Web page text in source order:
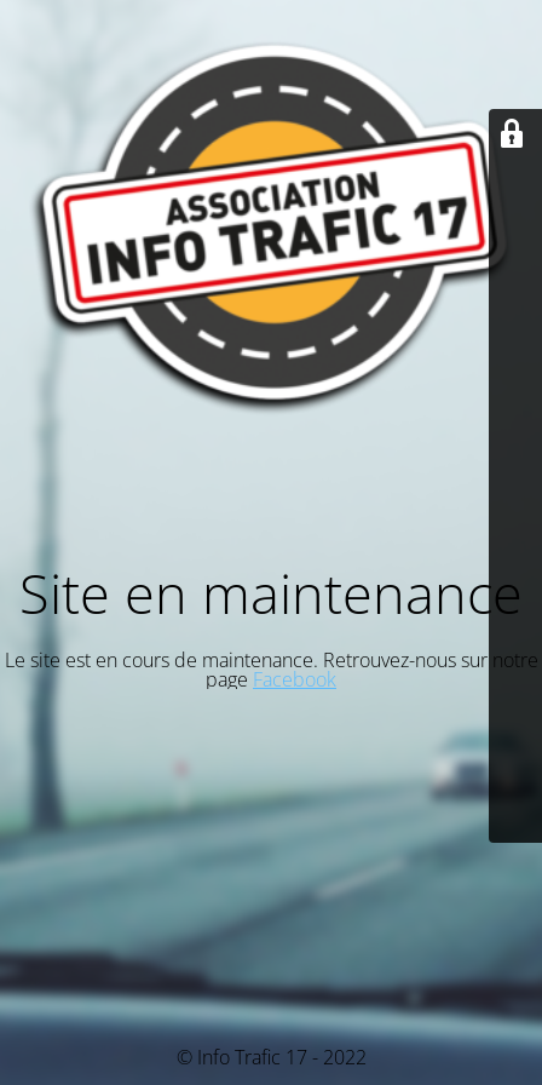
Site en maintenance
Le site est en cours de maintenance. Retrouvez-nous sur notre
page Facebook
© Info Trafic 17 - 2022